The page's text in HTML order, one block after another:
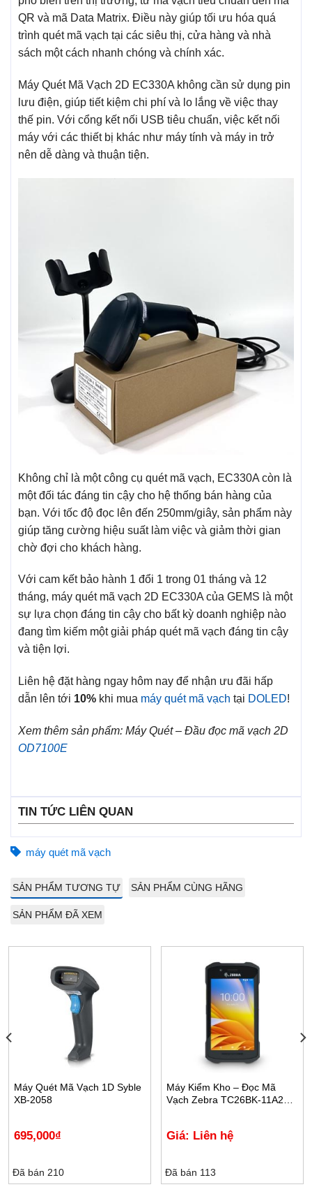
QR và mã Data Matrix. Điều này giúp tối ưu hóa quá
trình quét mã vạch tại các siêu thị, cửa hàng và nhà
sách một cách nhanh chóng và chính xác.
Máy Quét Mã Vạch 2D EC330A không cần sử dụng pin
lưu điện, giúp tiết kiệm chi phí và lo lắng về việc thay
thế pin. Với cổng kết nối USB tiêu chuẩn, việc kết nối
máy với các thiết bị khác như máy tính và máy in trở
nên dễ dàng và thuận tiện.
Không chỉ là một công cụ quét mã vạch, EC330A còn là
một đối tác đáng tin cậy cho hệ thống bán hàng của
bạn. Với tốc độ đọc lên đến 250mm/giây, sản phẩm này
giúp tăng cường hiệu suất làm việc và giảm thời gian
chờ đợi cho khách hàng.
Với cam kết bảo hành 1 đổi 1 trong 01 tháng và 12
tháng, máy quét mã vạch 2D EC330A của GEMS là một
sự lựa chọn đáng tin cậy cho bất kỳ doanh nghiệp nào
đang tìm kiếm một giải pháp quét mã vạch đáng tin cậy
và tiện lợi.
Liên hệ đặt hàng ngay hôm nay để nhận ưu đãi hấp
dẫn lên tới 10% khi mua máy quét mã vạch tại DOLED!
Xem thêm sản phẩm: Máy Quét – Đầu đọc mã vạch 2D
OD7100E
TIN TỨC LIÊN QUAN
máy quét mã vạch
SẢN PHẨM TƯƠNG TỰ SẢN PHẨM CÙNG HÃNG
SẢN PHẨM ĐÃ XEM
Máy Quét Mã Vạch 1D Syble
XB-2058
695,000₫
Đã bán 210
Máy Kiểm Kho – Đọc Mã
Vạch Zebra TC26BK-11A222-
Giá: Liên hệ
Đã bán 113